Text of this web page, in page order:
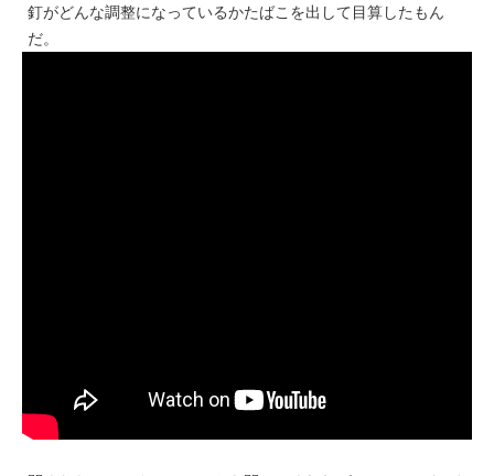
釘がどんな調整になっているかたばこを出して目算したもん
だ。